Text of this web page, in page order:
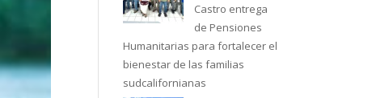
Castro entrega
de Pensiones
Humanitarias para fortalecer el
bienestar de las familias
sudcalifornianas